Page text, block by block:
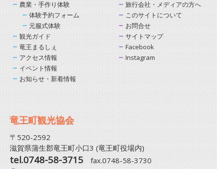
農業・手作り体験
体験予約フォーム
元服式体験
観光ガイド
竜王まるしぇ
アクセス情報
イベント情報
お知らせ・新着情報
旅行会社・メディアの方へ
このサイトについて
お問合せ
サイトマップ
Facebook
Instagram
竜王町観光協会
〒520-2592
滋賀県蒲生郡竜王町小口3 (竜王町役場内)
tel.0748-58-3715 fax.0748-58-3730